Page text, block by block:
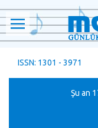
ISSN: 1301 - 3971
Şu an